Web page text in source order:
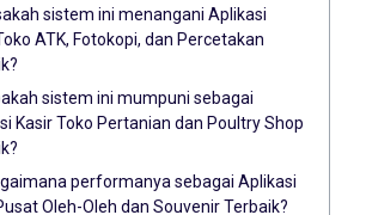
sistem ini menangani Aplikasi
ATK, Fotokopi, dan Percetakan
sistem ini mumpuni sebagai
Kasir Toko Pertanian dan Poultry Shop
performanya sebagai Aplikasi
Oleh-Oleh dan Souvenir Terbaik?